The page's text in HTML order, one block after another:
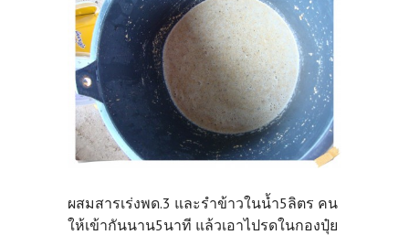
ผสมสารเร่งพด.3 และรำข้าวในน้ำ5ลิตร คน
ให้เข้ากันนาน5นาที แล้วเอาไปรดในกองปุ๋ย